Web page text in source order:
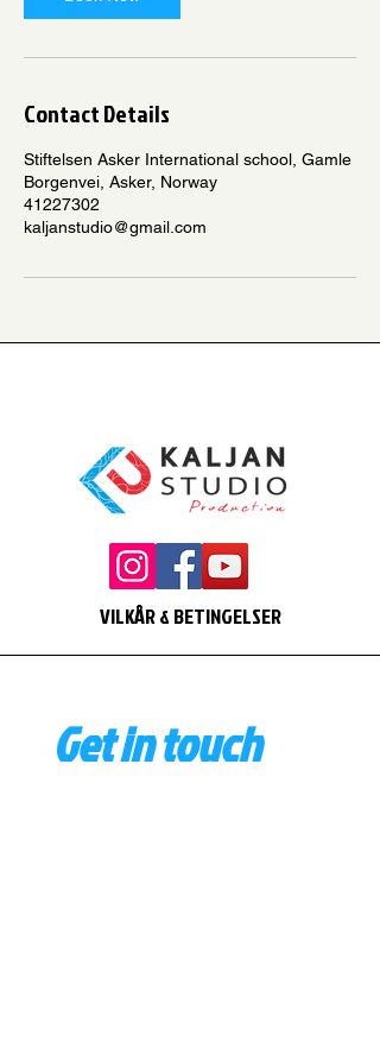
Contact Details
Stiftelsen Asker International school, Gamle
Borgenvei, Asker, Norway
41227302
kaljanstudio@gmail.com
VILKÅR & BETINGELSER
Get in touch